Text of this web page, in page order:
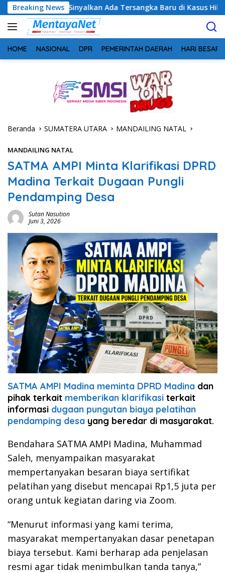
Langsung
ke
konten
Breaking NewsAda Tersangka Baru di Kasus Hibah Rp40 Miliar
HOME NASIONAL DPR PEMERINTAH DAERAH HARI BESAR
Beranda SUMATERA UTARA MANDAILING NATAL
MANDAILING NATAL
SATMA AMPI Minta Klarifikasi DPRD
Madina Terkait Dugaan Pungli
Pendamping Desa
Sutan Nasution
Juni 3, 2026
SATMA AMPI Madina meminta DPRD Madina dan
pihak terkait memberikan klarifikasi terkait
informasi dugaan pungutan biaya pelatihan
pendamping desa yang beredar di masyarakat.
Bendahara SATMA AMPI Madina, Muhammad
Saleh, menyampaikan masyarakat
mempertanyakan besaran biaya sertifikat
pelatihan yang disebut mencapai Rp1,5 juta per
orang untuk kegiatan daring via Zoom.
“Menurut informasi yang kami terima,
masyarakat mempertanyakan dasar penetapan
biaya tersebut. Kami berharap ada penjelasan
resmi agar tidak menimbulkan tanda tanya,”